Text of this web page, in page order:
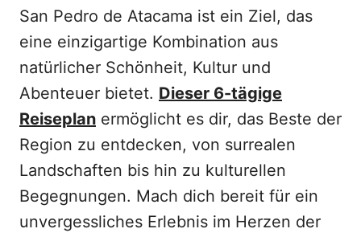
San Pedro de Atacama ist ein Ziel, das
eine einzigartige Kombination aus
natürlicher Schönheit, Kultur und
Abenteuer bietet. Dieser 6-tägige
Reiseplan ermöglicht es dir, das Beste der
Region zu entdecken, von surrealen
Landschaften bis hin zu kulturellen
Begegnungen. Mach dich bereit für ein
unvergessliches Erlebnis im Herzen der